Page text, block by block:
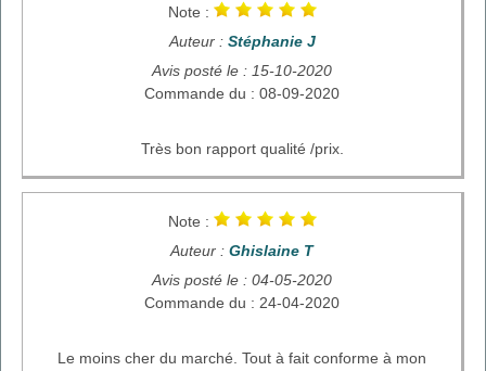
Note :
Auteur : Stéphanie J
Avis posté le : 15-10-2020
Commande du : 08-09-2020
Très bon rapport qualité /prix.
Note :
Auteur : Ghislaine T
Avis posté le : 04-05-2020
Commande du : 24-04-2020
Le moins cher du marché. Tout à fait conforme à mon